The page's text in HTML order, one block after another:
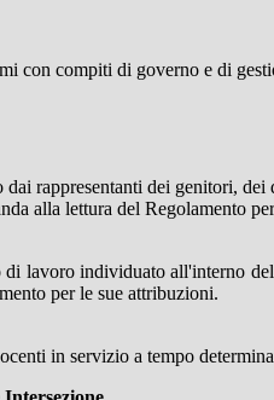
con compiti di governo e di
rappresentanti dei genitori,
alla lettura del Regolamento
lavoro individuato all'interno
per le sue attribuzioni.
in servizio a tempo